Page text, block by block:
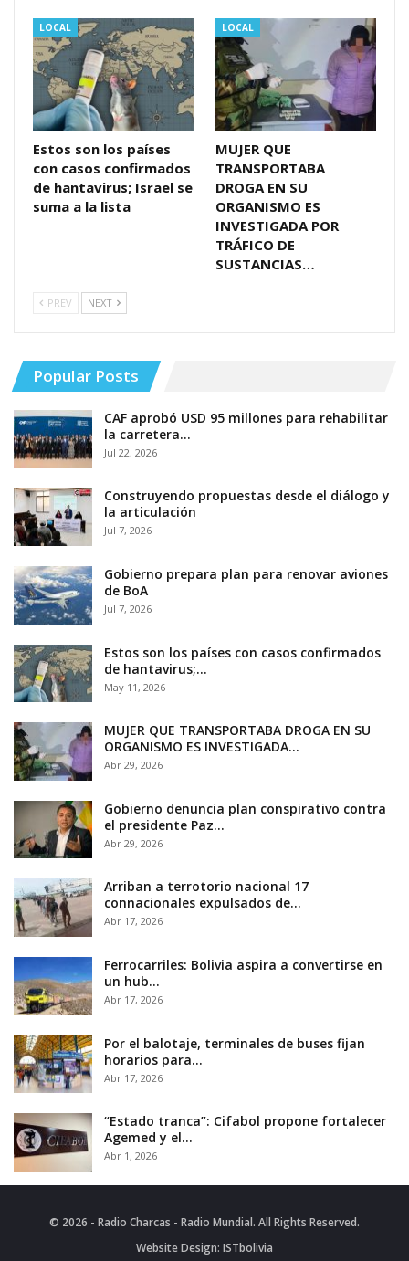
LOCAL
Estos son los países
con casos confirmados
de hantavirus; Israel se
suma a la lista
LOCAL
MUJER QUE
TRANSPORTABA
DROGA EN SU
ORGANISMO ES
INVESTIGADA POR
TRÁFICO DE
SUSTANCIAS…
PREV NEXT
Popular Posts
CAF aprobó USD 95 millones para rehabilitar
la carretera…
Jul 22, 2026
Construyendo propuestas desde el diálogo y
la articulación
Jul 7, 2026
Gobierno prepara plan para renovar aviones
de BoA
Jul 7, 2026
Estos son los países con casos confirmados
de hantavirus;…
May 11, 2026
MUJER QUE TRANSPORTABA DROGA EN SU
ORGANISMO ES INVESTIGADA…
Abr 29, 2026
Gobierno denuncia plan conspirativo contra
el presidente Paz…
Abr 29, 2026
Arriban a terrotorio nacional 17
connacionales expulsados de…
Abr 17, 2026
Ferrocarriles: Bolivia aspira a convertirse en
un hub…
Abr 17, 2026
Por el balotaje, terminales de buses fijan
horarios para…
Abr 17, 2026
“Estado tranca”: Cifabol propone fortalecer
Agemed y el…
Abr 1, 2026
© 2026 - Radio Charcas - Radio Mundial. All Rights Reserved.
Website Design: ISTbolivia